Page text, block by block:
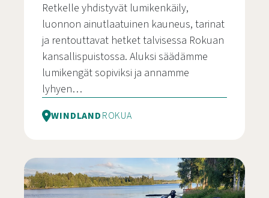
Retkelle yhdistyvät lumikenkäily,
luonnon ainutlaatuinen kauneus, tarinat
ja rentouttavat hetket talvisessa Rokuan
kansallispuistossa. Aluksi säädämme
lumikengät sopiviksi ja annamme
lyhyen…
WINDLANDROKUA